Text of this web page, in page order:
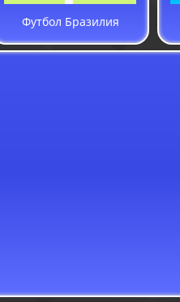
Футбол Бразилия